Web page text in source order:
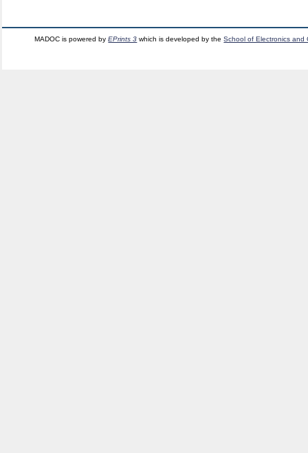
MADOC is powered byEPrints 3 which is developed by theSchool of Electronics and